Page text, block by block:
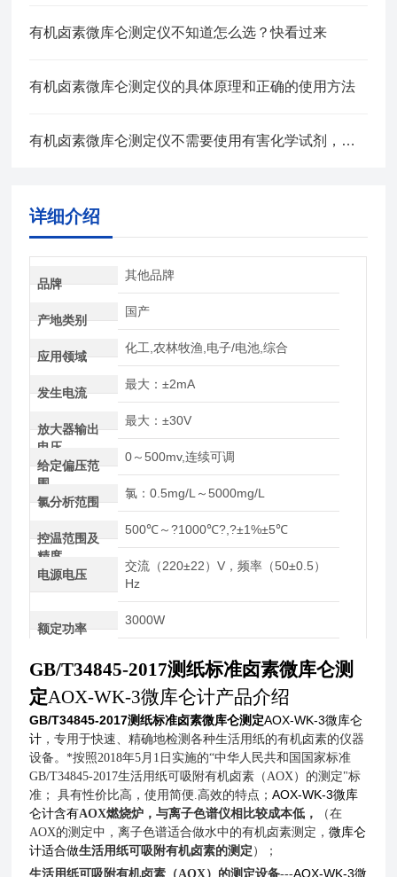
有机卤素微库仑测定仪不知道怎么选？快看过来
有机卤素微库仑测定仪的具体原理和正确的使用方法
有机卤素微库仑测定仪不需要使用有害化学试剂，对环境友好
详细介绍
品牌
其他品牌
产地类别
国产
应用领域
化工,农林牧渔,电子/电池,综合
发生电流
最大：±2mA
放大器输出
电压
最大：±30V
给定偏压范
围
0～500mv,连续可调
氯分析范围
氯：0.5mg/L～5000mg/L
控温范围及
精度
500℃～?1000℃?,?±1%±5℃
电源电压
交流（220±22）V，频率（50±0.5）
Hz
额定功率
3000W
GB/T34845-2017测纸标准卤素微库仑测
定AOX-WK-3微库仑计产品介绍
GB/T34845-2017测纸标准卤素微库仑测定AOX-WK-3微库仑
计 ，专用于快速、精确地检测各种生活用纸的有机卤素的仪器
设备。*按照2018年5 月 1 日实施的“中华人民共和国国家标准
GB/T34845-2017生活用纸可吸附有机卤素（ AOX ）的测定"标
准；
具有性价比高，使用简便 .高效的特点；AOX-WK-3微库
仑计含有AOX燃烧炉，与离子色谱仪相比较成本低，
（在
AOX的测定中，离子色谱适合做水中的有机卤素测定，微库仑
计适合做生活用纸可吸附有机卤素的测定 ）；
生活用纸可吸附有机卤素（AOX）的测定设备---AOX-WK-3微